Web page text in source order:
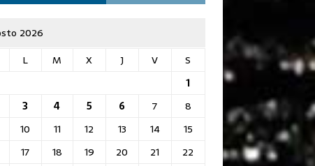
2026
L M X J V
S
1
3 4 5 6 7
8
10 11 12 13 14
15
17 18 19 20 21
22